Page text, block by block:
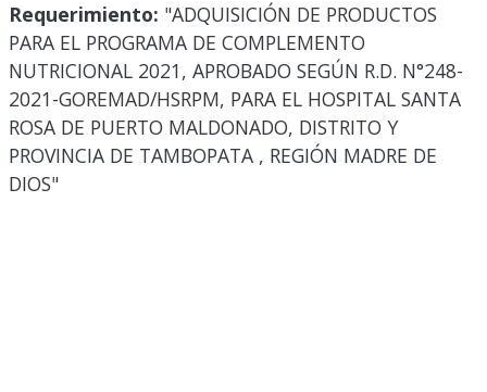
Requerimiento: "ADQUISICIÓN DE PRODUCTOS
PARA EL PROGRAMA DE COMPLEMENTO
NUTRICIONAL 2021, APROBADO SEGÚN R.D. N°248-
2021-GOREMAD/HSRPM, PARA EL HOSPITAL SANTA
ROSA DE PUERTO MALDONADO, DISTRITO Y
PROVINCIA DE TAMBOPATA , REGIÓN MADRE DE
DIOS"